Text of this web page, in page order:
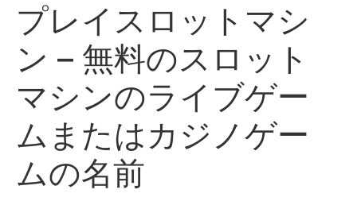
プレイスロットマシ
ン – 無料のスロット
マシンのライブゲー
ムまたはカジノゲー
ムの名前